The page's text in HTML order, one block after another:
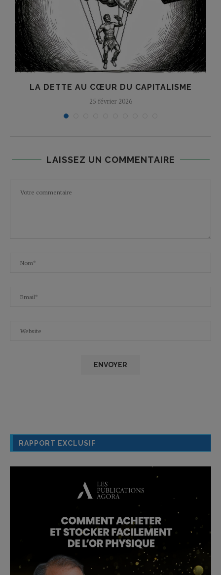
LA DETTE AU CŒUR DU CAPITALISME
25 février 2026
LAISSEZ UN COMMENTAIRE
RAPPORT EXCLUSIF